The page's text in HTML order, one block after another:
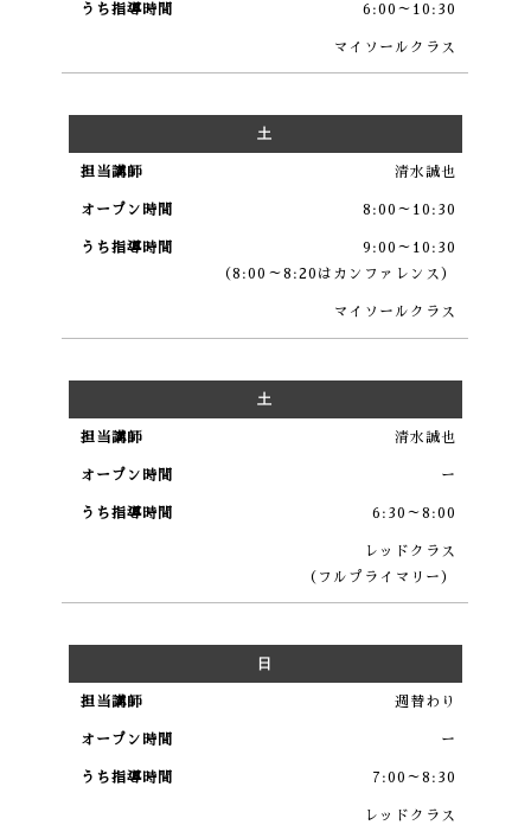
6:00～10:30
マイソールクラス
土
清水誠也
8:00～10:30
9:00～10:30
（8:00～8:20はカンファレンス）
マイソールクラス
土
清水誠也
ー
6:30～8:00
レッドクラス
（フルプライマリー）
日
週替わり
ー
7:00～8:30
レッドクラス